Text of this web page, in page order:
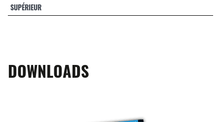
SUPÉRIEUR
DOWNLOADS